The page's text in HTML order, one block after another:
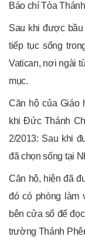
Báo chí Tòa
Sau khi được
tiếp tục sống
Vatican, nơi ngài
mục.
Căn hộ của Giáo
khi Đức Thánh
2/2013: Sau khi
đã chọn sống tại
Căn hộ, hiện đã
đó có phòng làm
bên cửa sổ để
trường Thánh